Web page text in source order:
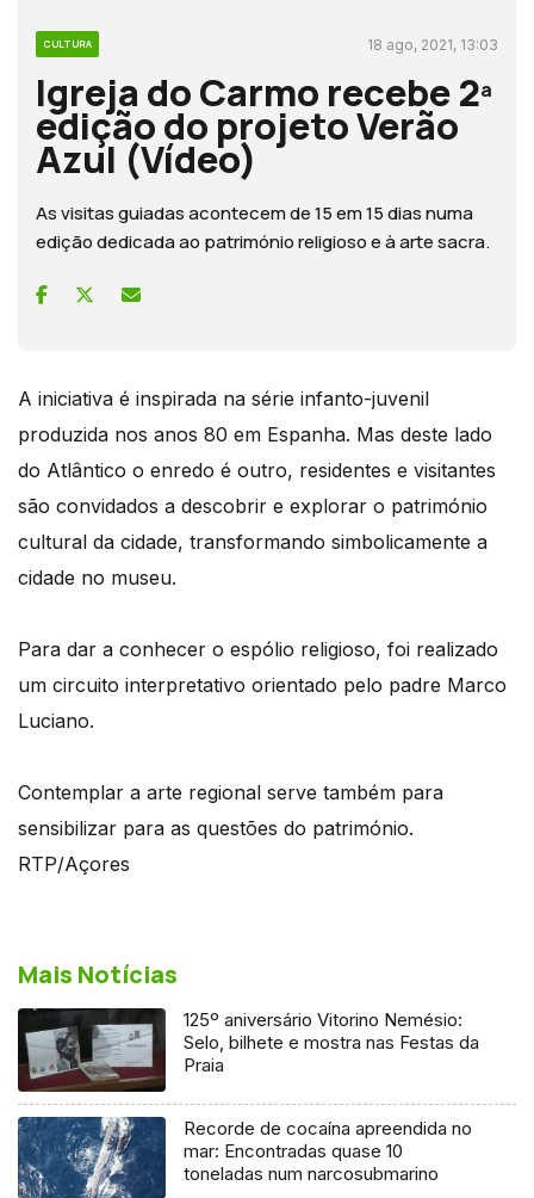
CULTURA 18 ago, 2021, 13:03
Igreja do Carmo recebe 2ª
edição do projeto Verão
Azul (Vídeo)
As visitas guiadas acontecem de 15 em 15 dias numa
edição dedicada ao património religioso e à arte sacra.
A iniciativa é inspirada na série infanto-juvenil
produzida nos anos 80 em Espanha. Mas deste lado
do Atlântico o enredo é outro, residentes e visitantes
são convidados a descobrir e explorar o património
cultural da cidade, transformando simbolicamente a
cidade no museu.
Para dar a conhecer o espólio religioso, foi realizado
um circuito interpretativo orientado pelo padre Marco
Luciano.
Contemplar a arte regional serve também para
sensibilizar para as questões do património.
RTP/Açores
Mais Notícias
125º aniversário Vitorino Nemésio:
Selo, bilhete e mostra nas Festas da
Praia
Recorde de cocaína apreendida no
mar: Encontradas quase 10
toneladas num narcosubmarino